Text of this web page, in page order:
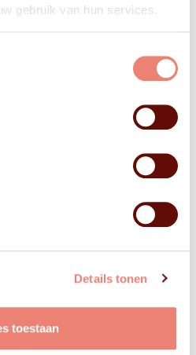
gebruik van hun services.
Details tonen
toestaan